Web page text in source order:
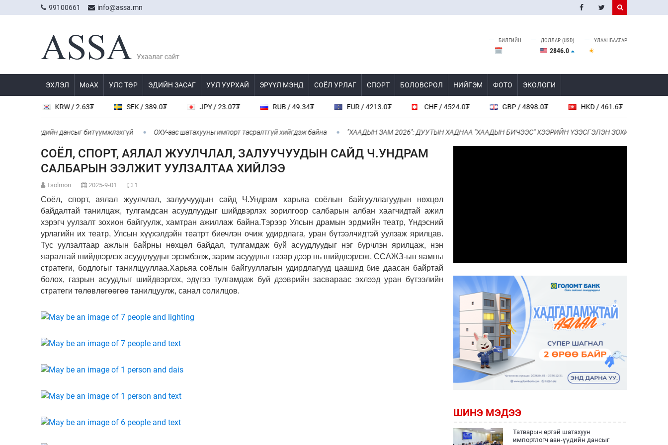
99100661 info@assa.mn
БИЛГИЙН ДОЛЛАР (USD)
2846.0
УЛААНБААТАР
ЭХЛЭЛ МоАХ УЛС ТӨР ЭДИЙН ЗАСАГ УУЛ УУРХАЙ ЭРҮҮЛ МЭНД СОЁЛ УРЛАГ СПОРТ БОЛОВСРОЛ НИЙГЭМ ФОТО ЭКОЛОГИ
KRW / 2.63₮ SEK / 389.0₮ JPY / 23.07₮ RUB / 49.34₮ EUR / 4213.0₮ CHF / 4524.0₮ GBP / 4898.0₮ HKD / 461.6₮
аан-үүдийн дансыг битүүмжлэхгүй ОХУ-аас шатахууны импорт тасралтгүй хийгдэж байна ​"ХААДЫН ЗАМ 2026": ДУУТЫН ХАДНАА "ХААДЫН БИЧЭЭС" ХЭЭРИЙН ҮЗЭСГЭЛЭН ЗОХИОН
СОЁЛ, СПОРТ, АЯЛАЛ ЖУУЛЧЛАЛ, ЗАЛУУЧУУДЫН САЙД Ч.УНДРАМ
САЛБАРЫН ЭЭЛЖИТ УУЛЗАЛТАА ХИЙЛЭЭ
Tsolmon 2025-9-01 1
Соёл, спорт, аялал жуулчлал, залуучуудын сайд Ч.Ундрам харьяа соёлын байгууллагуудын нөхцөл
байдалтай танилцаж, тулгамдсан асуудлуудыг шийдвэрлэх зорилгоор салбарын албан хаагчидтай ажил
хэрэгч уулзалт зохион байгуулж, хамтран ажиллаж байна.Тэрээр Улсын драмын эрдмийн театр, Үндэсний
урлагийн их театр, Улсын хүүхэлдэйн театрт биечлэн очиж удирдлага, уран бүтээлчидтэй уулзаж ярилцав.
Тус уулзалтаар ажлын байрны нөхцөл байдал, тулгамдаж буй асуудлуудыг нэг бүрчлэн ярилцаж, нэн
яаралтай шийдвэрлэх асуудлуудыг эрэмбэлж, зарим асуудлыг газар дээр нь шийдвэрлэж, ССАЖЗ-ын яамны
стратеги, бодлогыг танилцууллаа.Харьяа соёлын байгууллагын удирдлагууд цаашид бие даасан байртай
болох, газрын асуудлыг шийдвэрлэх, эдүгээ тулгамдаж буй дээврийн засвараас эхлээд уран бүтээлийн
стратеги төлөвлөгөөгөө танилцуулж, санал солилцов.
ШИНЭ МЭДЭЭ
Татварын өртэй шатахуун
импортлогч аан-үүдийн дансыг